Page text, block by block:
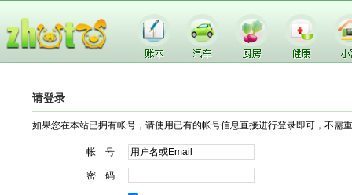
请登录
如果您在本站已拥有帐号，请使用已有的帐号信息直接进行登录即可，不需
帐 号
密 码